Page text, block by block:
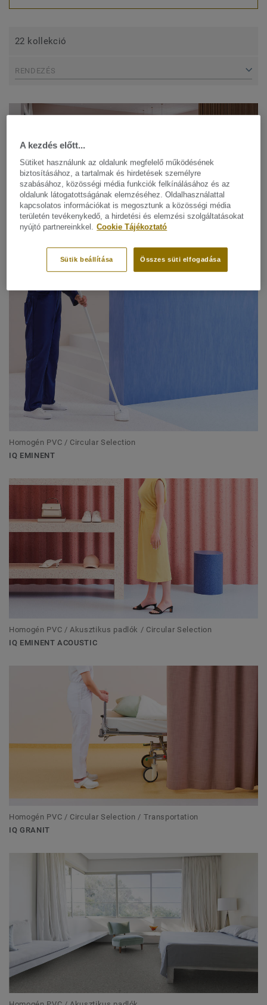
22 kollekció
RENDEZÉS
Homogén PVC / Circular Selection
Homogén PVC / Circular Selection
IQ EMINENT
Homogén PVC / Akusztikus padlók / Circular Selection
IQ EMINENT ACOUSTIC
Homogén PVC / Circular Selection / Transportation
IQ GRANIT
A kezdés előtt...
Sütiket használunk az oldalunk megfelelő működésének
biztosításához, a tartalmak és hirdetések személyre
szabásához, közösségi média funkciók felkínálásához és az
oldalunk látogatottságának elemzéséhez. Oldalhasználattal
kapcsolatos információkat is megosztunk a közösségi média
területén tevékenykedő, a hirdetési és elemzési szolgáltatásokat
nyújtó partnereinkkel. Cookie Tájékoztató
Összes süti elfogadása
Sütik beállítása